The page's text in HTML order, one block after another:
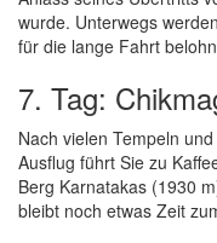
wurde. Unterwegs
für die lange Fahrt
7. Tag:
Nach vielen Tempeln
Ausflug führt Sie zu
Berg Karnatakas (1930
bleibt noch etwas Zeit